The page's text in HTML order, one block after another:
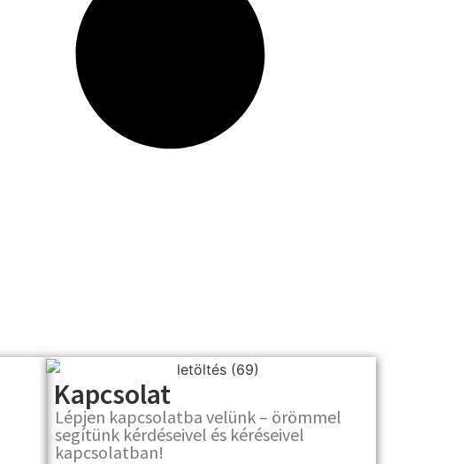
Kapcsolat
Lépjen kapcsolatba velünk – örömmel
segítünk kérdéseivel és kéréseivel
kapcsolatban!